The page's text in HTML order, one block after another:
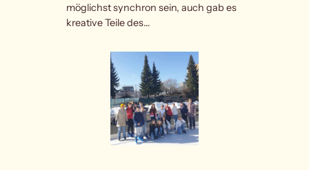
möglichst synchron sein, auch gab es
kreative Teile des…